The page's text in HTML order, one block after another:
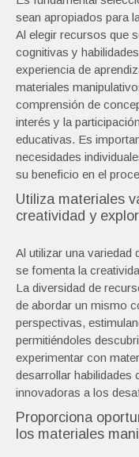
sean apropiados para
Al elegir recursos que
cognitivas y
experiencia de
materiales
comprensión de
interés y la
educativas. Es
necesidades
su beneficio en el
Utiliza materiales
creatividad y
Al utilizar una variedad
se fomenta la
La diversidad de
de abordar un mismo
perspectivas,
permitiéndoles
experimentar con
desarrollar habilidades
innovadoras a los
Proporciona
los materiales